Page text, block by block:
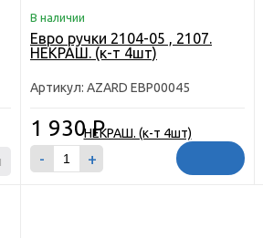
В наличии
Евро ручки 2104-05 , 2107.
НЕКРАШ. (к-т 4шт)
Артикул: AZARD ЕВР00045
1 930Р
- +